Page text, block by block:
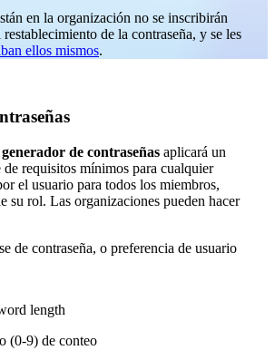
en la organización no se inscribirán
de la contraseña, y se les
ellos mismos.
generador de contraseñas aplicará un
requisitos mínimos para cualquier
el usuario para todos los miembros,
su rol. Las organizaciones pueden hacer
de contraseña, o preferencia de usuario
length
(0-9) de conteo